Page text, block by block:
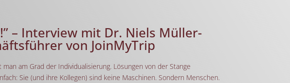
– Interview mit Dr. Niels Müller-
von JoinMyTrip
am Grad der Individualisierung. Lösungen von der Stange
Sie (und ihre Kollegen) sind keine Maschinen. Sondern Menschen.